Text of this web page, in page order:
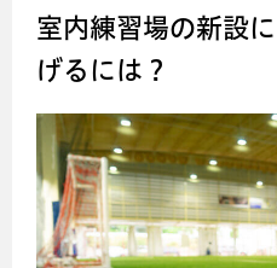
室内練習場の新設
げるには？